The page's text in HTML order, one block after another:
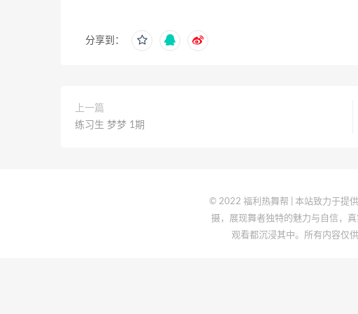
分享到：
上一篇
练习生 梦梦 1期
© 2022 福利热舞帮 | 本站致力于提
摄，展现舞者独特的魅力与自信，
观看都沉浸其中。所有内容仅